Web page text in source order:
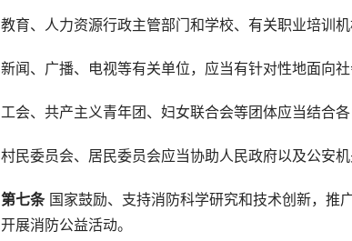
教育、人力资源行政主管部门和学校、有关职业培训
新闻、广播、电视等有关单位，应当有针对性地面向社
工会、共产主义青年团、妇女联合会等团体应当结合
村民委员会、居民委员会应当协助人民政府以及公安
第七条 国家鼓励、支持消防科学研究和技术创新，推
开展消防公益活动。